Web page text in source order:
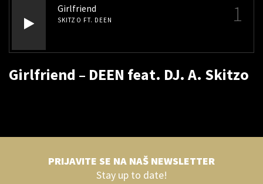
Girlfriend
SKITZO FT. DEEN 1
Girlfriend – DEEN feat. DJ. A. Skitzo
PRIJAVITE SE NA NAŠ NEWSLETTER
Stay up to date!